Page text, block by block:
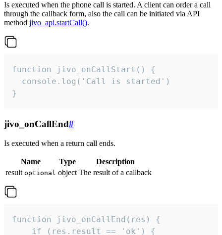
Is executed when the phone call is started. A client can order a call
through the callback form, also the call can be initiated via API
method jivo_api.startCall().
function jivo_onCallStart() {
  console.log('Call is started')
}
jivo_onCallEnd#
Is executed when a return call ends.
Name Type
Description
result optional object The result of a callback
function jivo_onCallEnd(res) {
    if (res.result == 'ok') {